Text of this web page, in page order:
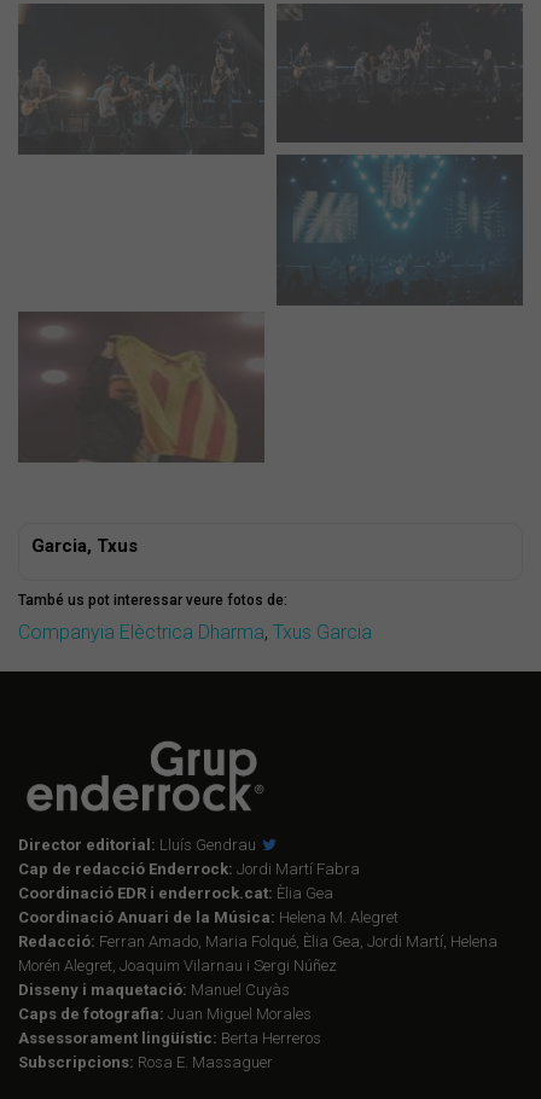
Garcia, Txus
També us pot interessar veure fotos de:
Companyia Elèctrica Dharma, Txus Garcia
Director editorial: Lluís Gendrau
Cap de redacció Enderrock: Jordi Martí Fabra
Coordinació EDR i enderrock.cat: Èlia Gea
Coordinació Anuari de la Música: Helena M. Alegret
Redacció: Ferran Amado, Maria Folqué, Èlia Gea, Jordi Martí, Helena
Morén Alegret, Joaquim Vilarnau i Sergi Núñez
Disseny i maquetació: Manuel Cuyàs
Caps de fotografia: Juan Miguel Morales
Assessorament lingüístic: Berta Herreros
Subscripcions: Rosa E. Massaguer